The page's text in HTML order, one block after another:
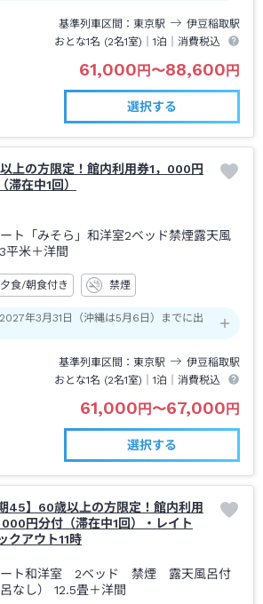
基準列車区間 東京駅 伊豆稲取駅
おとな1名 (2名1室)｜1泊 ｜消費税込
61,000円〜88,600円
選択する
上の方限定！館内利用券1，000円
滞在中1回）
ト「みそら」和洋室2ベッド禁煙露天風
平米＋洋間
夕食/朝食付き 禁煙
年3月31日（沖縄は5月6日）までに出
基準列車区間 東京駅 伊豆稲取駅
おとな1名 (2名1室)｜1泊 ｜消費税込
61,000円〜67,000円
選択する
期45】60歳以上の方限定！館内利用
000円分付（滞在中1回）・レイト
クアウト11時
ート和洋室 2ベッド 禁煙 露天風呂付
なし） 12.5畳＋洋間